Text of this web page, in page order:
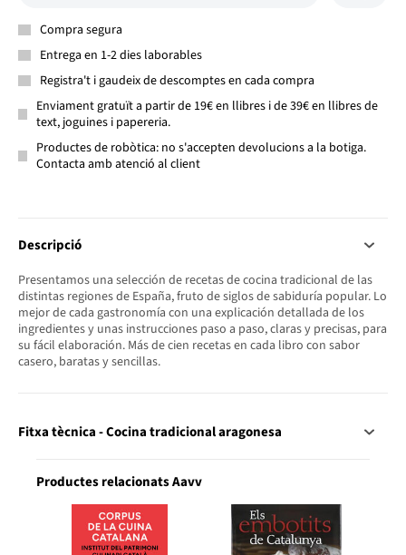
Compra segura
Entrega en 1-2 dies laborables
Registra't i gaudeix de descomptes en cada compra
Enviament gratuït a partir de 19€ en llibres i de 39€ en llibres de
text, joguines i papereria.
Productes de robòtica: no s'accepten devolucions a la botiga.
Contacta amb atenció al client
Descripció
Presentamos una selección de recetas de cocina tradicional de las
distintas regiones de España, fruto de siglos de sabiduría popular. Lo
mejor de cada gastronomía con una explicación detallada de los
ingredientes y unas instrucciones paso a paso, claras y precisas, para
su fácil elaboración. Más de cien recetas en cada libro con sabor
casero, baratas y sencillas.
Fitxa tècnica - Cocina tradicional aragonesa
Productes relacionats Aavv